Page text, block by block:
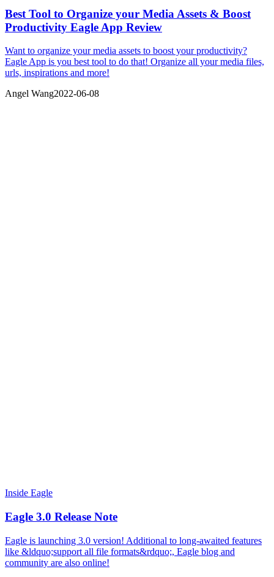
Best Tool to Organize your Media Assets & Boost
Productivity Eagle App Review
Want to organize your media assets to boost your productivity?
Eagle App is you best tool to do that! Organize all your media files,
urls, inspirations and more!
Angel Wang2022-06-08
Inside Eagle
Eagle 3.0 Release Note
Eagle is launching 3.0 version! Additional to long-awaited features
like &ldquo;support all file formats&rdquo;, Eagle blog and
community are also online!